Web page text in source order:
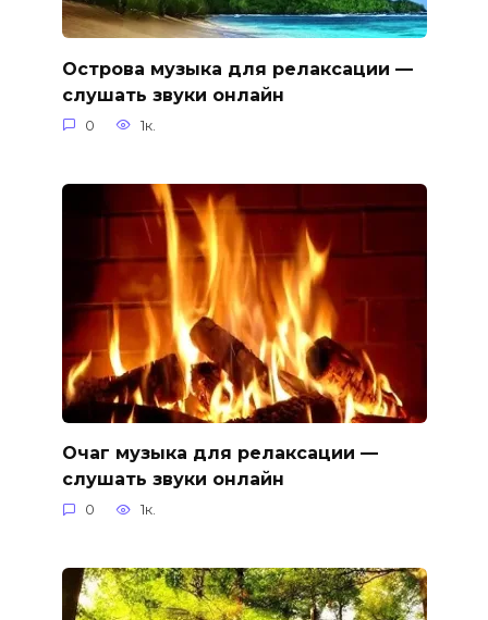
Острова музыка для релаксации —
слушать звуки онлайн
0 1к.
Очаг музыка для релаксации —
слушать звуки онлайн
0 1к.